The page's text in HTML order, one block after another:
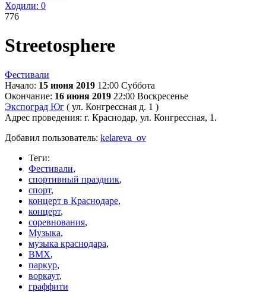
Ходили: 0
776
Streetosphere
Фестивали
Начало: 15 июня 2019 12:00 Суббота
Окончание: 16 июня 2019 22:00 Воскресенье
Экспоград Юг ( ул. Конгрессная д. 1 )
Адрес проведения: г. Краснодар, ул. Конгрессная, 1.
Добавил пользователь: kelareva_ov
Теги:
Фестивали,
спортивный праздник,
спорт,
концерт в Краснодаре,
концерт,
соревнования,
Музыка,
музыка краснодара,
BMX,
паркур,
воркаут,
граффити